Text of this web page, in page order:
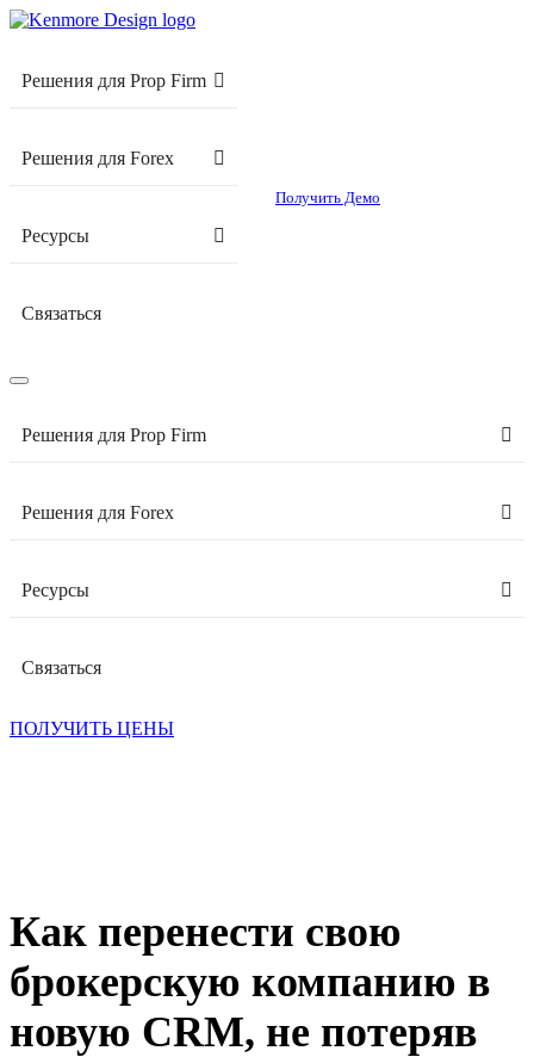
Решения для Prop Firm
Решения для Forex
Ресурсы
Связаться
Получить Демо
Решения для Prop Firm
Решения для Forex
Ресурсы
Связаться
ПОЛУЧИТЬ ЦЕНЫ
Как перенести свою
брокерскую компанию в
новую CRM, не потеряв